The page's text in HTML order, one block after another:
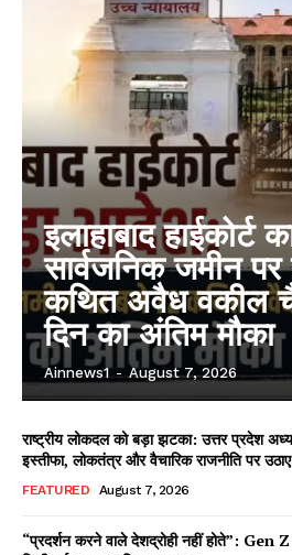
इलाहाबाद
सार्वजनिक जमीन
कथित अवैध वकील
दिन का अंतिम मौका
Ainnews1 - August 7, 2026
राष्ट्रीय लोकदल को बड़ा झटका: उत्तर प्रदेश
इस्तीफा, लोकतंत्र और वैचारिक राजनीति पर
FEATURED August 7, 2026
“प्रदर्शन करने वाले देशद्रोही नहीं होते”: Gen